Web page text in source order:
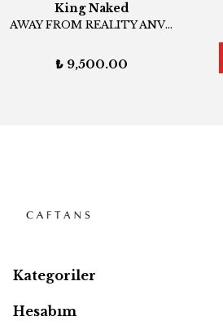
King Naked
AWAY FROM REALITY ANVELOP ELBİSE / MİNT
₺ 9,500.00
Kategoriler
Hesabım